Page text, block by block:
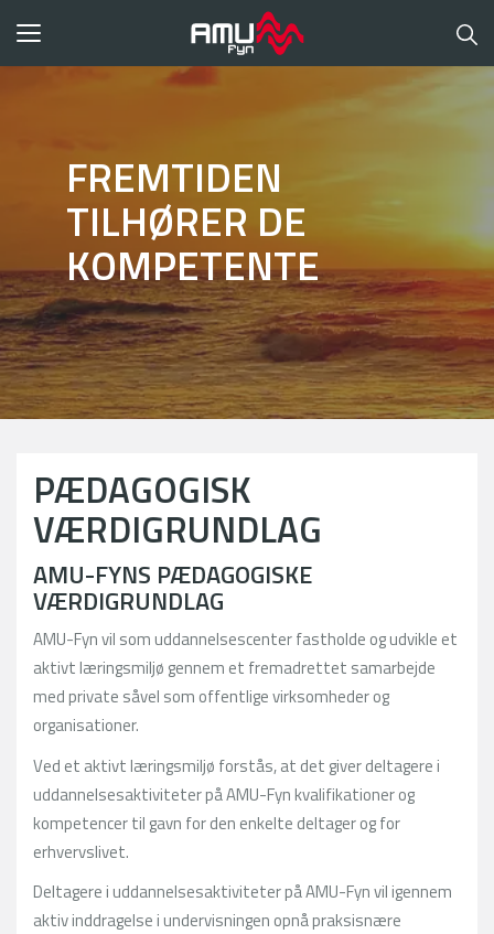
Toggle
FREMTIDEN
TILHØRER DE
KOMPETENTE
PÆDAGOGISK
VÆRDIGRUNDLAG
AMU-FYNS PÆDAGOGISKE
VÆRDIGRUNDLAG
AMU-Fyn vil som uddannelsescenter fastholde og udvikle et
aktivt læringsmiljø gennem et fremadrettet samarbejde
med private såvel som offentlige virksomheder og
organisationer.
Ved et aktivt læringsmiljø forstås, at det giver deltagere i
uddannelsesaktiviteter på AMU-Fyn kvalifikationer og
kompetencer til gavn for den enkelte deltager og for
erhvervslivet.
Deltagere i uddannelsesaktiviteter på AMU-Fyn vil igennem
aktiv inddragelse i undervisningen opnå praksisnære